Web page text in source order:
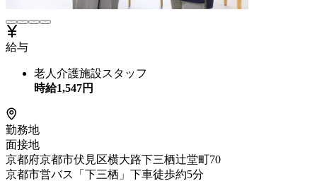
給与
老人介護施設スタッフ
時給1,547円
勤務地
面接地
京都府京都市伏見区横大路下三栖辻堂町70
京都市営バス「下三栖」下車徒歩約5分